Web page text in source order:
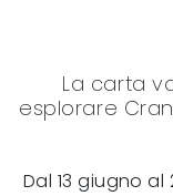
La carta
esplorare
Dal 13 giugno